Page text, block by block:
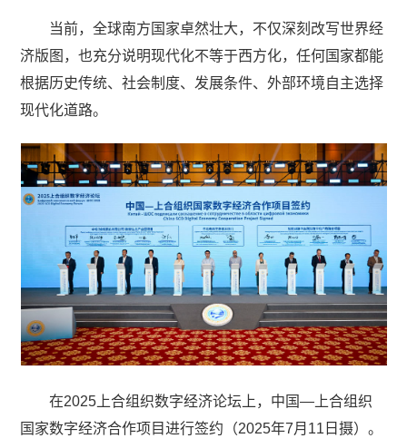
当前，全球南方国家卓然壮大，不仅深刻改写世界经
济版图，也充分说明现代化不等于西方化，任何国家都能
根据历史传统、社会制度、发展条件、外部环境自主选择
现代化道路。
在2025上合组织数字经济论坛上，中国—上合组织
国家数字经济合作项目进行签约（2025年7月11日摄）。